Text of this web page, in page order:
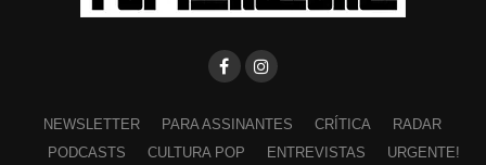
NEWSLETTER PARA ASSINANTES CRÍTICA
RADAR
PODCASTS
CULTURA POP ENTREVISTAS URGENTE!